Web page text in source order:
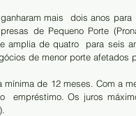
mais  dois anos
de Pequeno Porte
amplia de quatro  para seis
de menor porte afetados
de 12 meses. Com a
empréstimo. Os juros